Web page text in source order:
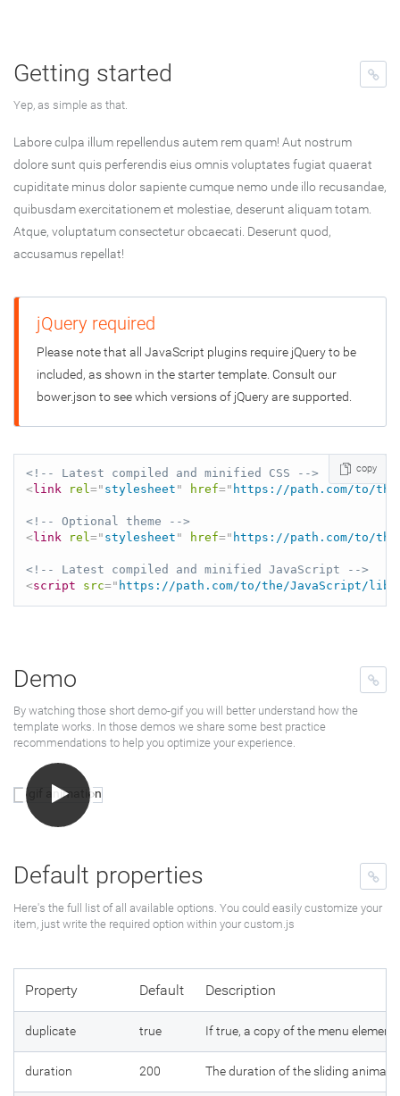
Getting started
Yep, as simple as that.
Labore culpa illum repellendus autem rem quam! Aut nostrum
dolore sunt quis perferendis eius omnis voluptates fugiat quaerat
cupiditate minus dolor sapiente cumque nemo unde illo recusandae,
quibusdam exercitationem et molestiae, deserunt aliquam totam.
Atque, voluptatum consectetur obcaecati. Deserunt quod,
accusamus repellat!
jQuery required
Please note that all JavaScript plugins require jQuery to be
included, as shown in the starter template. Consult our
bower.json to see which versions of jQuery are supported.
copy
<!-- Latest compiled and minified CSS -->
<link rel=" stylesheet " href=" https://path.com/to/
<!-- Optional theme -->
<link rel=" stylesheet " href=" https://path.com/to/the/
<!-- Latest compiled and minified JavaScript -->
<script src=" https://path.com/to/the/JavaScript/
Demo
By watching those short demo-gif you will better understand how the
template works. In those demos we share some best practice
recommendations to help you optimize your experience.

Default properties
Here's the full list of all available options. You could easily customize your
item, just write the required option within your custom.js
Property Default Description
duplicate true If true, a copy of the menu
duration 200 The duration of the sliding